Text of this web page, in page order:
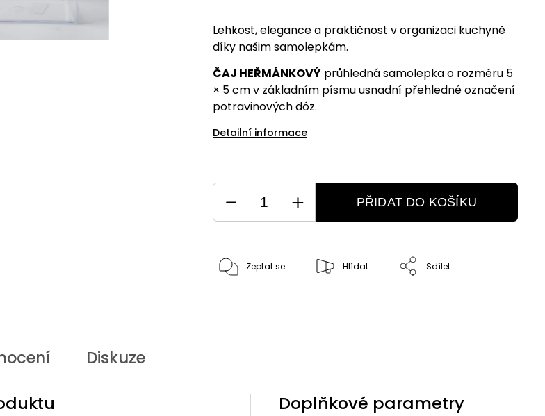
Lehkost, elegance a praktičnost v organizaci kuchyně
díky našim samolepkám.
ČAJ HEŘMÁNKOVÝ průhledná samolepka o rozměru 5
× 5 cm v základním písmu usnadní přehledné označení
potravinových dóz.
Detailní informace
PŘIDAT DO KOŠÍKU
Zeptat se Hlídat Sdílet
Diskuze
Doplňkové parametry